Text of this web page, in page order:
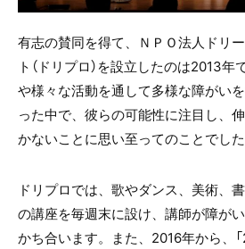
有志の賛同を得て、ＮＰＯ法人ドリ
ト（ドリプロ）を設立したのは2013
や様々な活動を通して多様な障がい
った中で、彼らの可能性に注目し、
かないことに思い至ってのことでした
ドリプロでは、歌やダンス、美術、
の講座を毎週末に設け、講師が障が
かち合います。また、2016年から、